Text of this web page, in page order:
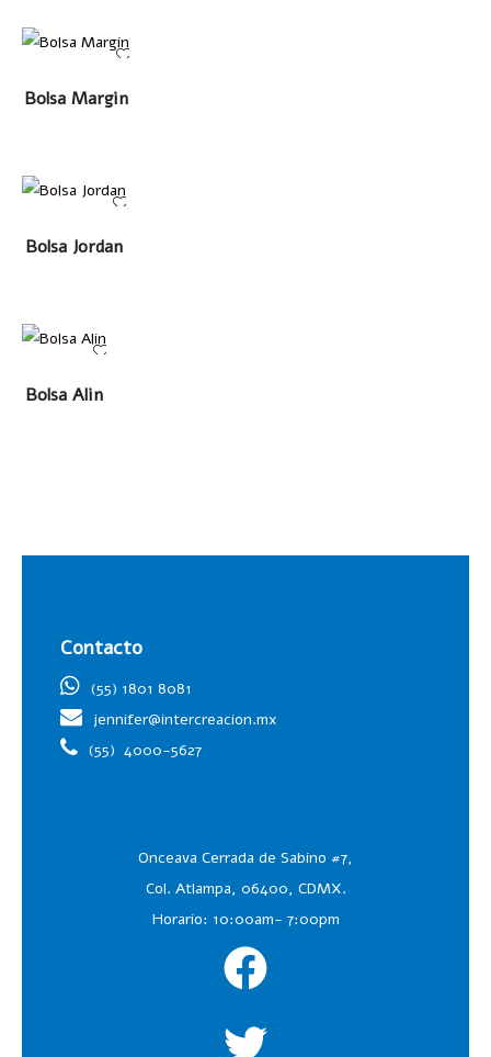
LEER MÁS
Bolsa Margin
LEER MÁS
Bolsa Jordan
LEER MÁS
Bolsa Alin
Contacto
(55) 1801 8081
jennifer@intercreacion.mx
(55) 4000-5627
Onceava Cerrada de Sabino #7,
Col. Atlampa, 06400, CDMX.
Horario: 10:00am- 7:00pm